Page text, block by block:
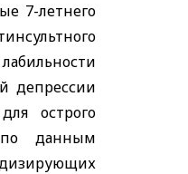
7-летнего
депрессии
острого
по данным